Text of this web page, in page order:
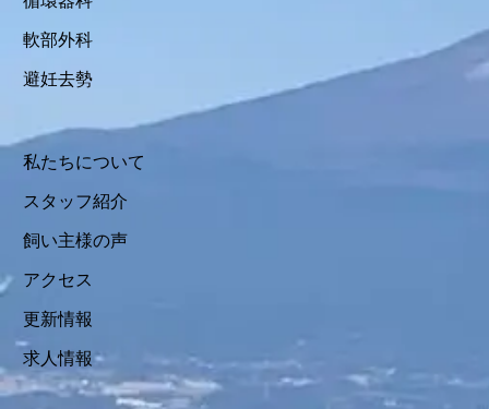
軟部外科
避妊去勢
私たちについて
スタッフ紹介
飼い主様の声
アクセス
更新情報
求人情報